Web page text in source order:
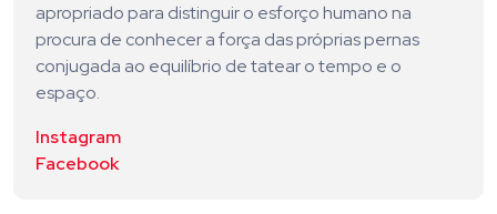
apropriado para distinguir o esforço humano na
procura de conhecer a força das próprias pernas
conjugada ao equilíbrio de tatear o tempo e o
espaço.
Instagram
Facebook